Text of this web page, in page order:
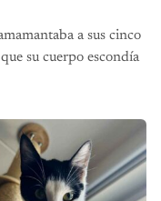
a sus cinco
su cuerpo escondía